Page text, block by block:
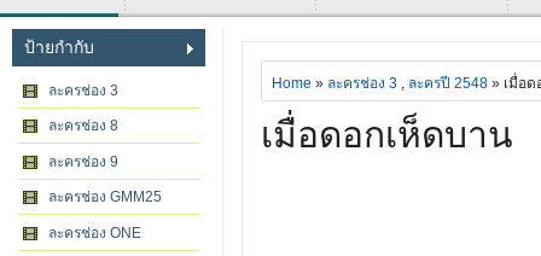
ป้ายกำกับ
ละครช่อง 3
ละครช่อง 8
ละครช่อง 9
ละครช่อง GMM25
ละครช่อง ONE
Home » ละครช่อง 3 , ละครปี 2548 » เมื่อ
เมื่อดอกเห็ดบาน